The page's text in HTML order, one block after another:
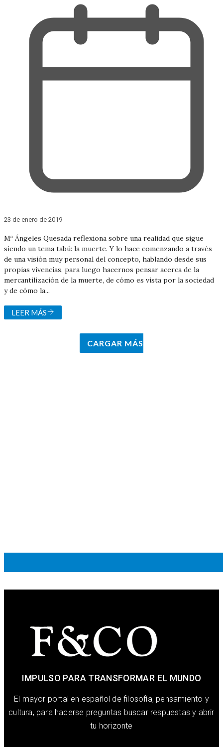
23 de enero de 2019
Mª Ángeles Quesada reflexiona sobre una realidad que sigue
siendo un tema tabú: la muerte. Y lo hace comenzando a través
de una visión muy personal del concepto, hablando desde sus
propias vivencias, para luego hacernos pensar acerca de la
mercantilización de la muerte, de cómo es vista por la sociedad
y de cómo la...
LEER MÁS
CARGAR MÁS
IMPULSO PARA TRANSFORMAR EL MUNDO
El mayor portal en español de filosofía, pensamiento y
cultura, para hacerse preguntas buscar respuestas y abrir
tu horizonte